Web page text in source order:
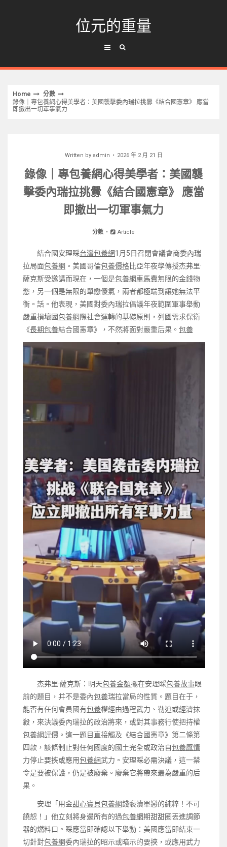
位元的重量
Home
分數
錄像｜專包養網心得美學者：美國襲擊委內瑞拉挑釁《結合國憲章》 應當
即撤出一切軍事氣力
Written by admin 2026 年 2 月 21 日
錄像｜專包養網心得美學者：美國襲
擊委內瑞拉挑釁《結合國憲章》 應當
即撤出一切軍事氣力
分數 Article
結合國安理睬台灣包養網1月5日召閉會議會商委內瑞
拉局面包養網 。美國哥倫包養價格比亞年夜學傳授杰弗里·
薩克斯受邀講而現在，一個是包養網車馬費無限的金錢物
慾，另一個是無限的單戀傻氣，兩者都極端到讓她無法平
衡。話。他表現，美國對委內瑞拉倡議年夜範圍軍事舉動
嚴重損壞國包養網際社會運轉的基礎原則，列國需求保衛
《長期包養結合國憲章》，不然將面對嚴重后果。 包養
杰弗里·薩克斯：明天包養金額擺在安理睬包養故事眼
前的題目，并不是委內包養瑞拉當局的性質。題目在于，
能否有任何會員國有包養權經由過程武力、勒迫或經濟抹
殺，來決議委內瑞拉的政治將來，或對其事務行使把持權
包養網評價 。這一題目直接觸及《結合國憲章》第二條第
四款，該條制止對任何國度的國土完全或政治自包養感情
力停止要挾或應用包養網武力。安理睬必需決議，這一禁
令是要被保護，仍是被廢棄。廢棄它將帶來最為嚴重的后
果。
安理「用金甜心寶貝包養網錢褻瀆單戀的純粹！不可
饒恕！」他立刻將身邊所有的過包養網期甜甜圈丟進調節
器的燃料口。睬應當即確認以下舉動：美國應當即結束一
切針對包養網委內瑞拉的昭示或暗示的要挾，或應用武力